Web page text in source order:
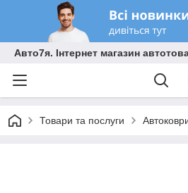
Авто7я. Інтернет магазин
Товари та послуги